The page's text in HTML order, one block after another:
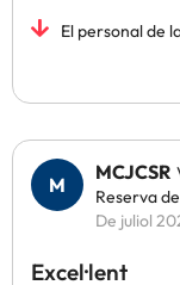
El personal de
MCJCSR
Reserva
De juliol
Excel·lent